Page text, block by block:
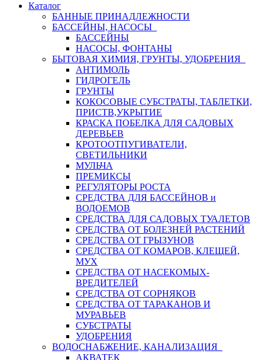
Каталог
БАННЫЕ ПРИНАДЛЕЖНОСТИ
БАССЕЙНЫ, НАСОСЫ
БАССЕЙНЫ
НАСОСЫ, ФОНТАНЫ
БЫТОВАЯ ХИМИЯ, ГРУНТЫ, УДОБРЕНИЯ
АНТИМОЛЬ
ГИДРОГЕЛЬ
ГРУНТЫ
КОКОСОВЫЕ СУБСТРАТЫ, ТАБЛЕТКИ,
ПРИСТВ,УКРЫТИЕ
КРАСКА ПОБЕЛКА ДЛЯ САДОВЫХ
ДЕРЕВЬЕВ
КРОТООТПУГИВАТЕЛИ,
СВЕТИЛЬНИКИ
МУЛЬЧА
ПРЕМИКСЫ
РЕГУЛЯТОРЫ РОСТА
СРЕДСТВА ДЛЯ БАССЕЙНОВ и
ВОДОЕМОВ
СРЕДСТВА ДЛЯ САДОВЫХ ТУАЛЕТОВ
СРЕДСТВА ОТ БОЛЕЗНЕЙ РАСТЕНИЙ
СРЕДСТВА ОТ ГРЫЗУНОВ
СРЕДСТВА ОТ КОМАРОВ, КЛЕЩЕЙ,
МУХ
СРЕДСТВА ОТ НАСЕКОМЫХ-
ВРЕДИТЕЛЕЙ
СРЕДСТВА ОТ СОРНЯКОВ
СРЕДСТВА ОТ ТАРАКАНОВ И
МУРАВЬЕВ
СУБСТРАТЫ
УДОБРЕНИЯ
ВОДОСНАБЖЕНИЕ, КАНАЛИЗАЦИЯ
АКВАТЕК